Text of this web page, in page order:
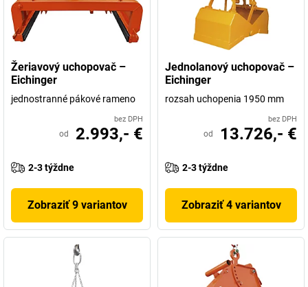
Žeriavový uchopovač –
Eichinger
jednostranné pákové rameno
bez DPH
od 2.993,- €
2-3 týždne
Zobraziť 9 variantov
Jednolanový uchopovač –
Eichinger
rozsah uchopenia 1950 mm
bez DPH
od 13.726,- €
2-3 týždne
Zobraziť 4 variantov